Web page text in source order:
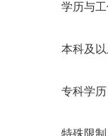
学历与工作
本科及以上
专科学历：
特殊限制